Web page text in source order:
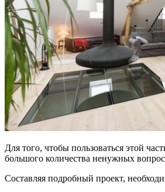
Для того, чтобы пользоваться этой
большого количества ненужных
Составляя подробный проект,